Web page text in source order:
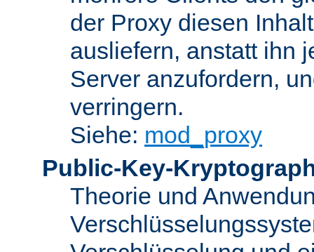
der Proxy diesen
ausliefern, anstatt ihn
Server anzufordern,
verringern.
Siehe: mod_proxy
Public-Key-
Theorie und